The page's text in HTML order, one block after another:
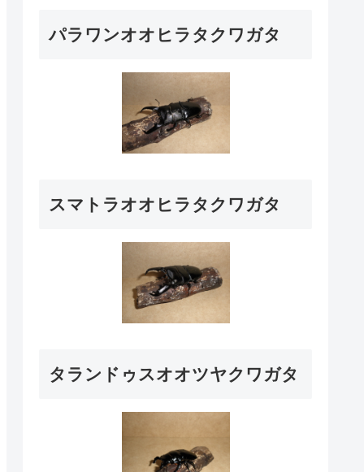
パラワンオオヒラタクワガタ
スマトラオオヒラタクワガタ
タランドゥスオオツヤクワガタ